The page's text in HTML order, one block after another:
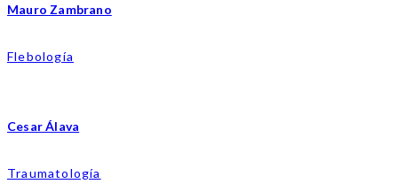
Mauro Zambrano
Flebología
Cesar Álava
Traumatología